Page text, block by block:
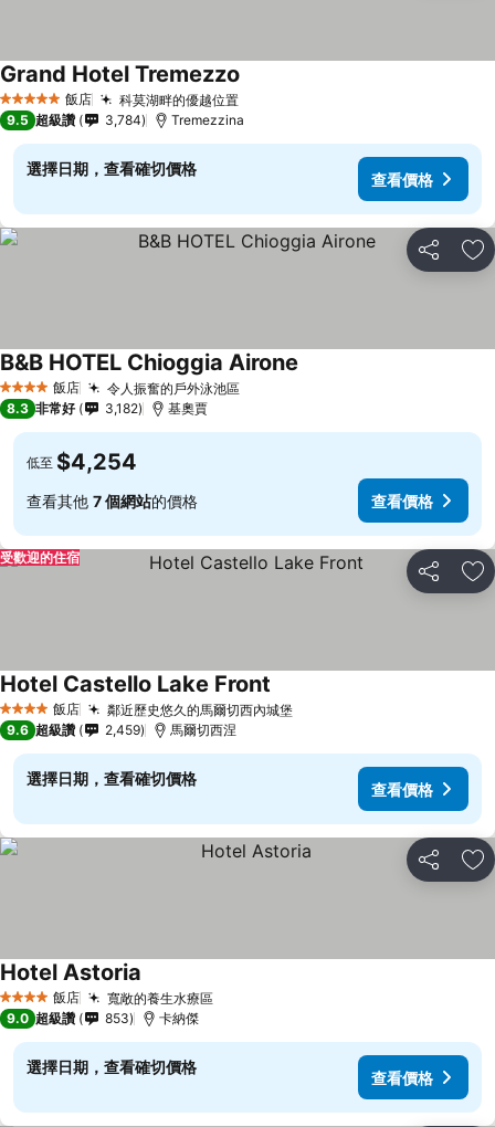
5 星級 飯店 科莫湖畔的優越位置查看價格
Grand Hotel Tremezzo
9.5 超級讚 3,784 Tremezzina
選擇日期，查看確切價格
查看價格
分享 加
4 星級 飯店 令人振奮的戶外泳池區查看價格
B&B HOTEL Chioggia Airone
8.3 非常好 3,182 基奧賈
低至 $4,254
查看其他 7 個網站的價格 查看價格
分享 加
受歡迎的住宿
4 星級 飯店 鄰近歷史悠久的馬爾切西內城堡查看價格
Hotel Castello Lake Front
9.6 超級讚 2,459 馬爾切西涅
選擇日期，查看確切價格
查看價格
分享 加
4 星級 飯店 寬敞的養生水療區查看價格
Hotel Astoria
9.0 超級讚 853 卡納傑
選擇日期，查看確切價格
查看價格